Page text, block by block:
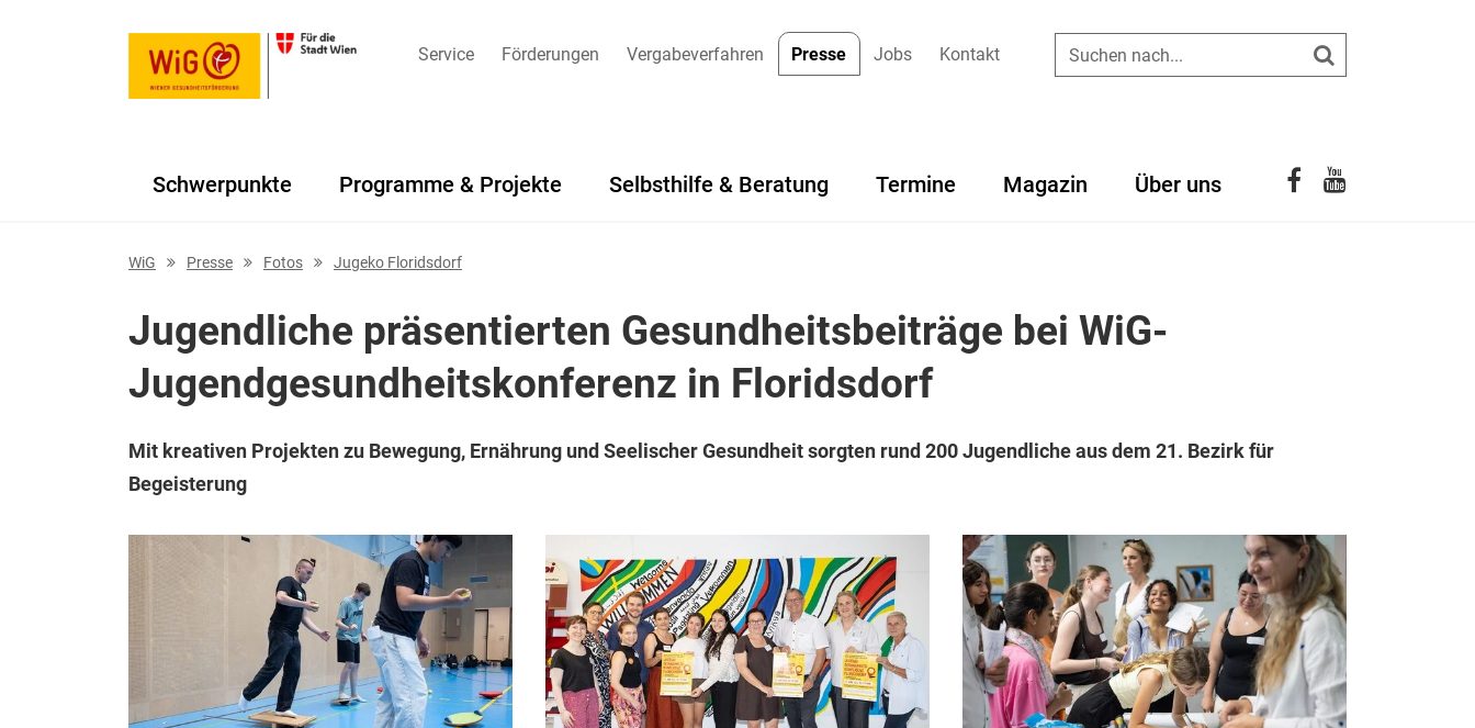
Service Förderungen Vergabeverfahren Presse Jobs Kontakt
Suchen
Navigation überspringenSchwerpunkte Programme & Projekte Selbsthilfe & Beratung Termine Magazin Über uns Facebook
YouTube
WiG Presse Fotos Jugeko Floridsdorf
Jugendliche präsentierten Gesundheitsbeiträge bei WiG-
Jugendgesundheitskonferenz in Floridsdorf
Mit kreativen Projekten zu Bewegung, Ernährung und Seelischer Gesundheit sorgten rund 200 Jugendliche aus dem 21. Bezirk für
Begeisterung